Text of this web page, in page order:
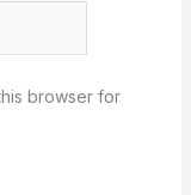
browser for